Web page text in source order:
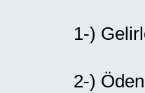
1-)
2-)